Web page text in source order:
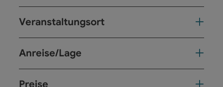
Veranstaltungsort
Anreise/Lage
Preise